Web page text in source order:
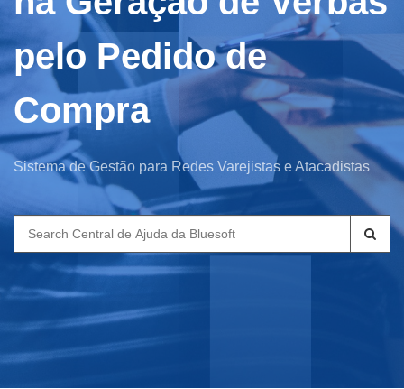
pelo Pedido de
Compra
Sistema de Gestão para Redes Varejistas e Atacadistas
Search
for: